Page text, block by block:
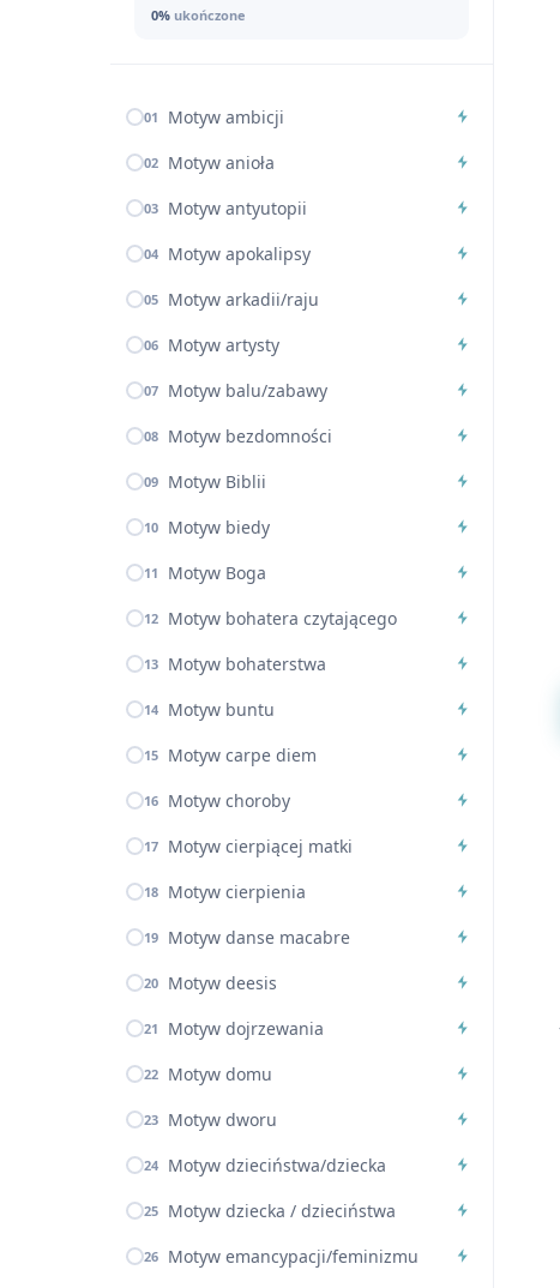
0% ukończone
01 Motyw ambicji
02 Motyw anioła
03 Motyw antyutopii
04 Motyw apokalipsy
05 Motyw arkadii/raju
06 Motyw artysty
07 Motyw balu/zabawy
08 Motyw bezdomności
09 Motyw Biblii
10 Motyw biedy
11 Motyw Boga
12 Motyw bohatera czytającego
13 Motyw bohaterstwa
14 Motyw buntu
15 Motyw carpe diem
16 Motyw choroby
17 Motyw cierpiącej matki
18 Motyw cierpienia
19 Motyw danse macabre
20 Motyw deesis
21 Motyw dojrzewania
22 Motyw domu
23 Motyw dworu
24 Motyw dzieciństwa/dziecka
25 Motyw dziecka / dzieciństwa
26 Motyw emancypacji/feminizmu